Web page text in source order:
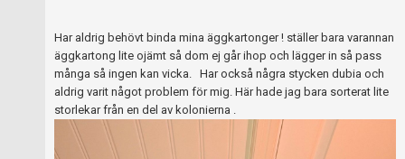
Har aldrig behövt binda mina äggkartonger ! ställer bara varannan
äggkartong lite ojämt så dom ej går ihop och lägger in så pass
många så ingen kan vicka. Har också några stycken dubia och
aldrig varit något problem för mig. Här hade jag bara sorterat lite
storlekar från en del av kolonierna .